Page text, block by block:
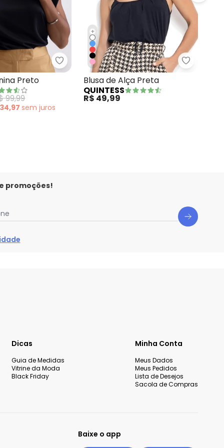
em Ribana Preta com Renda
Essendi - Blusa Feminina Preto
Preto
99,99
34,97semjuros
+
Quintess
Blusa de Alça Preta
QUINTESS
R$ 49,99
promoções!
Dicas
Guia de Medidas
Vitrine da Moda
Black Friday
Minha Conta
Meus Dados
Meus Pedidos
Lista de Desejos
Sacola de Compras
Baixe o app